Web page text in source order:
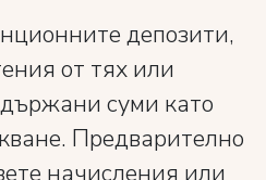
депозити,
от тях или
суми като
Предварително